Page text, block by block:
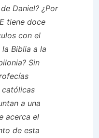
Daniel? ¿Por
tiene doce
con el
Biblia a la
Sin
a una
acerca el
de esta